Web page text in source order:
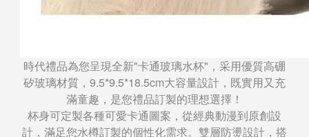
時代禮品為您呈現全新"卡通玻璃水杯"，采用優質高硼
矽玻璃材質，9.5*9.5*18.5cm大容量設計，既實用又充
滿童趣，是您禮品訂製的理想選擇！
杯身可定製各種可愛卡通圖案，從經典動漫到原創設
計，滿足您水樽訂製的個性化需求。雙層防燙設計，搭